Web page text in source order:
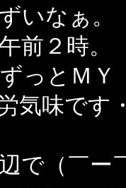
いなぁ。
前２時。
っとＭＹ
気味です
で（￣ー